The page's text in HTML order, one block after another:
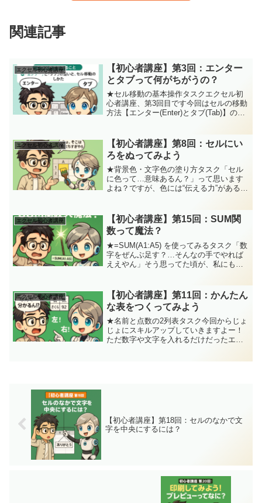
関連記事
エクセル初心者講座
【初心者講座】第3回：エンター
とタブって何がちがうの？
★セル移動の基本操作タスクエクセル初
心者講座、第3回目です今回はセルの移動
方法【エンター(Enter)とタブ(Tab)】の基
ら…横に！？なんでや！？」そんなあな
たに、今回...
エクセル初心者講座
【初心者講座】第8回：セルにい
ろをぬってみよう
★背景色・文字色の塗り方タスク「セル
に色って…意味あるん？」って思います
よね？ですが、色には“伝える力”があるの
ッと見て“わかる”表になる効果がありま
す！ジッピー(Ch...
エクセル初心者講座
【初心者講座】第15回：SUM関
数って魔法？
★=SUM(A1:A5) を使ってみるタスク「数
字をぜんぶ足す？…そんなの手でやれば
ええやん」そう思ってた頃が、私にもあ
の式で出せるやん…なにこれ、魔法？」
って。いよ...
エクセル初心者講座
【初心者講座】第11回：かんたん
な表をつくってみよう
★名前と点数の2列表タスク今回からじょ
じょにスキルアップしていきますよー！
ただ数字や文字を入れるだけだったエク
【初心者講座】第18回：セルのなかで文
字を中央にするには？